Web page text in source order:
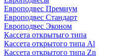
Европодвес Премиум
Европодвес Стандарт
Европодвес Эконом
Кассета открытыго типа
Кассета открытого типа Al
Кассета открытого типа Zn